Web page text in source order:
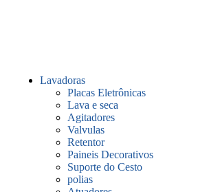
Lavadoras
Placas Eletrônicas
Lava e seca
Agitadores
Valvulas
Retentor
Paineis Decorativos
Suporte do Cesto
polias